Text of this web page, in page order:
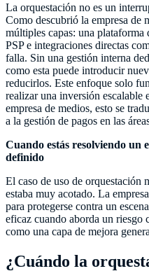
La orquestación no es un
Como descubrió la empresa de
múltiples capas: una
PSP e integraciones directas
falla. Sin una gestión interna
como esta puede introducir
reducirlos. Este enfoque solo
realizar una inversión escalable
empresa de medios, esto se
a la gestión de pagos en las
Cuando estás resolviendo un
definido
El caso de uso de orquestación
estaba muy acotado. La
para protegerse contra un
eficaz cuando aborda un riesgo
como una capa de mejora
¿Cuándo la